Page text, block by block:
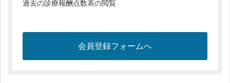
過去の診療報酬点数表の閲覧
会員登録フォームへ